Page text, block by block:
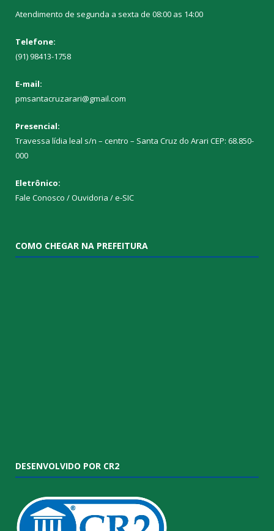
Atendimento de segunda a sexta de 08:00 as 14:00
Telefone:
(91) 98413-1758
E-mail:
pmsantacruzarari@gmail.com
Presencial:
Travessa lídia leal s/n – centro – Santa Cruz do Arari CEP: 68.850-
000
Eletrônico:
Fale Conosco / Ouvidoria / e-SIC
COMO CHEGAR NA PREFEITURA
DESENVOLVIDO POR CR2